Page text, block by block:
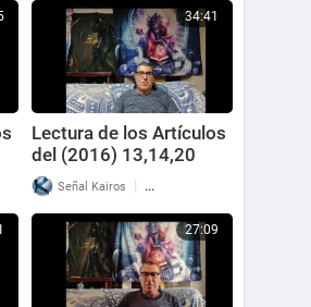
34:41
Lectura de los Artículos
del (2016) 13,14,20
Señal Kairos | 50 Reproducciones
27:09